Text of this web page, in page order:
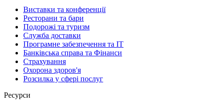
Виставки та конференції
Ресторани та бари
Подорожі та туризм
Служба доставки
Програмне забезпечення та IT
Банківська справа та Фінанси
Страхування
Охорона здоров'я
Розсилка у сфері послуг
Ресурси